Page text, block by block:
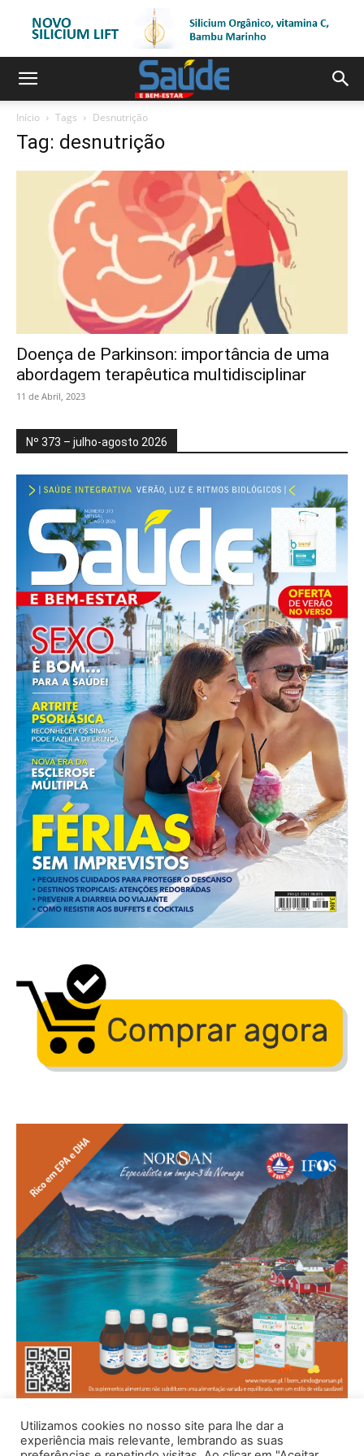
Início Tags Desnutrição
Tag: desnutrição
Doença de Parkinson: importância de uma
abordagem terapêutica multidisciplinar
11 de Abril, 2023
Nº 373 – julho-agosto 2026
Utilizamos cookies no nosso site para lhe dar a
experiência mais relevante, lembrando as suas